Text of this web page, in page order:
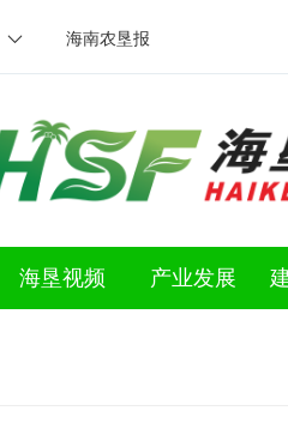
海南农垦报
海垦视频 产业发展